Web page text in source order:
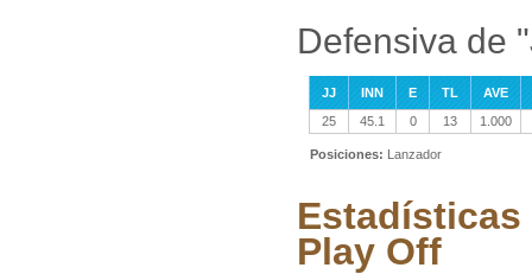
Defensiva de
JJ INN E TL
AVE
25
45.1 0 13 1.000
Posiciones: Lanzador
Estadísticas
Play Off